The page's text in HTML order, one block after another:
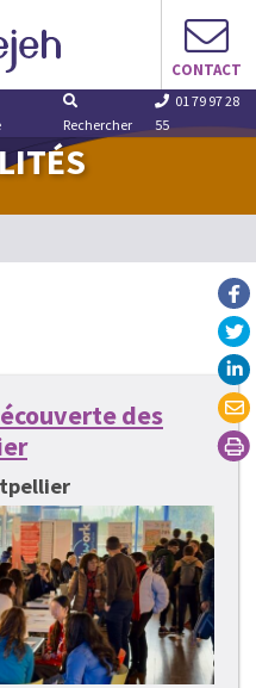
CONTACT
Rechercher
01 79 97 28
55
des